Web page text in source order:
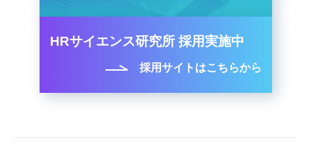
HRサイエンス研究所 採用実施中
採用サイトはこちらから